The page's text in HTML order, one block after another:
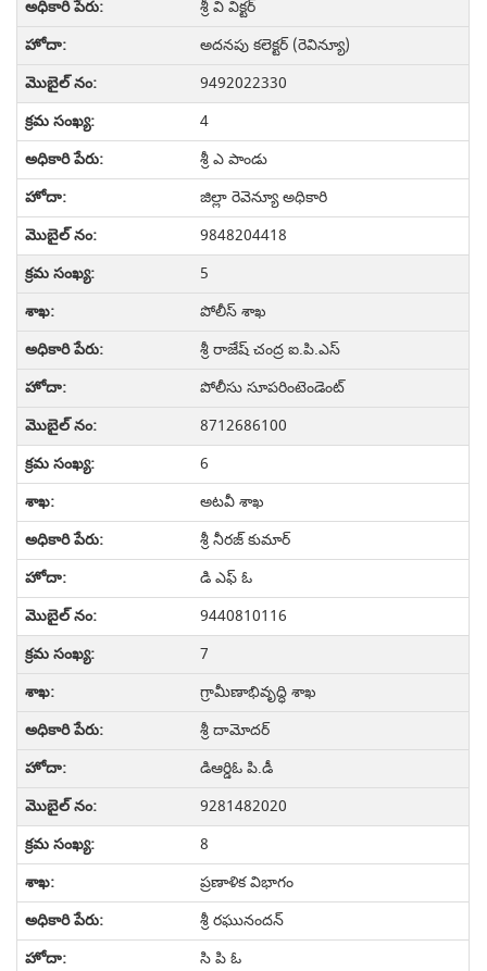
శ్రీ వి విక్టర్
అదనపు కలెక్టర్ (రెవిన్యూ)
9492022330
4
శ్రీ ఎ పాండు
జిల్లా రెవెన్యూ అధికారి
9848204418
5
పోలీస్ శాఖ
శ్రీ రాజేష్ చంద్ర ఐ.పి.ఎస్
పోలీసు సూపరింటెండెంట్
8712686100
6
అటవీ శాఖ
శ్రీ నీరజ్ కుమార్
డి ఎఫ్ ఓ
9440810116
7
గ్రామీణాభివృద్ధి శాఖ
శ్రీ దామోదర్
డిఆర్డిఓ పి.డీ
9281482020
8
ప్రణాళిక విభాగం
శ్రీ రఘునందన్
సి పి ఓ